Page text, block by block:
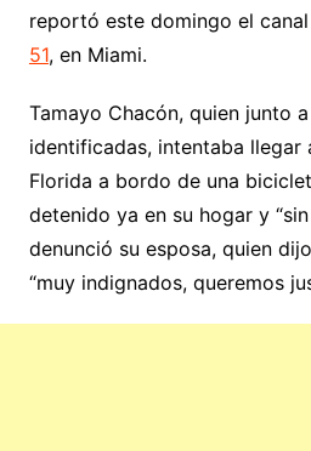
reportó este domingo el
51, en Miami.
Tamayo Chacón, quien junto
identificadas, intentaba llegar
Florida a bordo de una
detenido ya en su hogar y
denunció su esposa, quien
“muy indignados, queremos